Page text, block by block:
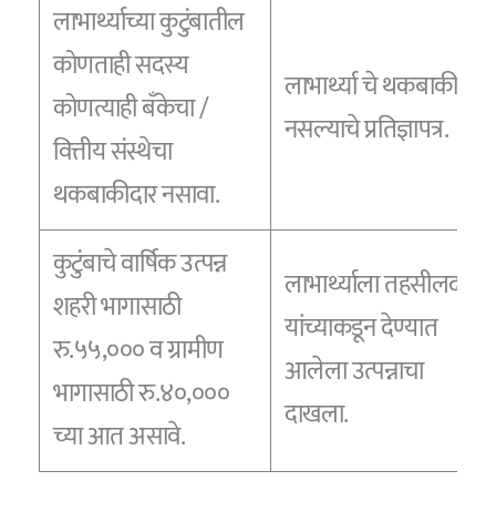
लाभार्थ्याच्या कुटुंबातील
कोणताही सदस्य
कोणत्याही बँकेचा /
वित्तीय संस्थेचा
थकबाकीदार नसावा.
लाभार्थ्या चे थकबाकीदार
नसल्याचे प्रतिज्ञापत्र.
कुटुंबाचे वार्षिक उत्पन्न
शहरी भागासाठी
रु.५५,००० व ग्रामीण
भागासाठी रु.४०,०००
च्या आत असावे.
लाभार्थ्याला तहसीलदार
यांच्याकडून देण्यात
आलेला उत्पन्नाचा
दाखला.